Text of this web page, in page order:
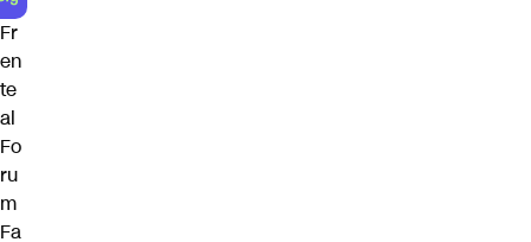
Fr
en
te
al
Fo
ru
m
Fa